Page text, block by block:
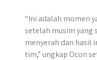
“Ini adalah momen
setelah musim yang
menyerah dan hasil
tim,” ungkap Ocon